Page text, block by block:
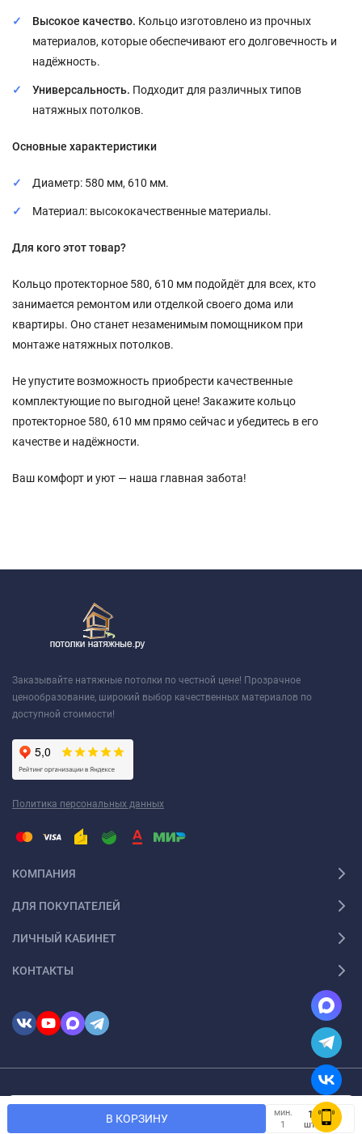
В КОРЗИНУ
мин.
1
шт.
Высокое качество. Кольцо изготовлено из прочных
материалов, которые обеспечивают его долговечность и
надёжность.
Универсальность. Подходит для различных типов
натяжных потолков.
Основные характеристики
Диаметр: 580 мм, 610 мм.
Материал: высококачественные материалы.
Для кого этот товар?
Кольцо протекторное 580, 610 мм подойдёт для всех, кто
занимается ремонтом или отделкой своего дома или
квартиры. Оно станет незаменимым помощником при
монтаже натяжных потолков.
Не упустите возможность приобрести качественные
комплектующие по выгодной цене! Закажите кольцо
протекторное 580, 610 мм прямо сейчас и убедитесь в его
качестве и надёжности.
Ваш комфорт и уют — наша главная забота!
Заказывайте натяжные потолки по честной цене! Прозрачное
ценообразование, широкий выбор качественных материалов по
доступной стоимости!
Политика персональных данных
КОМПАНИЯ
ДЛЯ ПОКУПАТЕЛЕЙ
ЛИЧНЫЙ КАБИНЕТ
КОНТАКТЫ
Мы используем файлы cookie, чтобы сайт был лучше для
OK